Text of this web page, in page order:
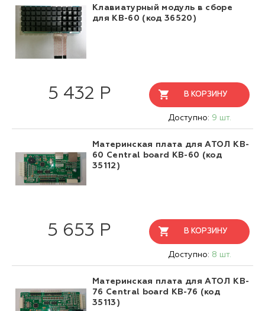
Клавиатурный модуль в сборе
для KB-60 (код 36520)
5 432 Р В КОРЗИНУ
Доступно: 9 шт.
Материнская плата для АТОЛ KB-
60 Central board KB-60 (код
35112)
5 653 Р В КОРЗИНУ
Доступно: 8 шт.
Материнская плата для АТОЛ KB-
76 Central board KB-76 (код
35113)